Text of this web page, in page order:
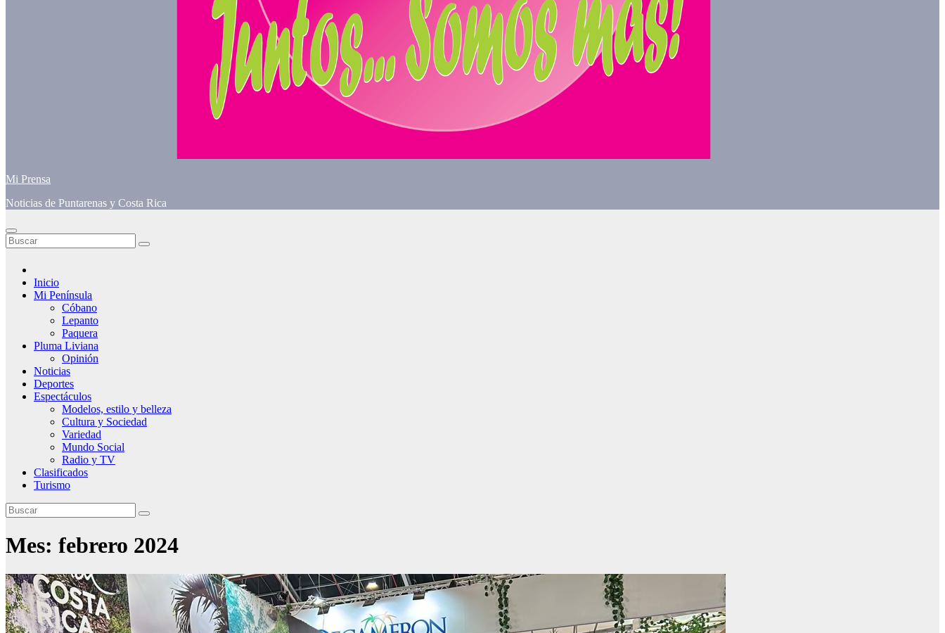
Mi Prensa
Noticias de Puntarenas y Costa Rica
Inicio
Mi Península
Cóbano
Lepanto
Paquera
Pluma Liviana
Opinión
Noticias
Deportes
Espectáculos
Modelos, estilo y belleza
Cultura y Sociedad
Variedad
Mundo Social
Radio y TV
Clasificados
Turismo
Mes: febrero 2024